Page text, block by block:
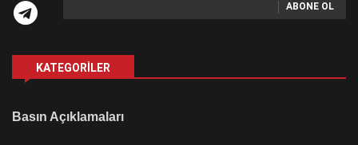
ABONE OL
KATEGORILER
Basın Açıklamaları